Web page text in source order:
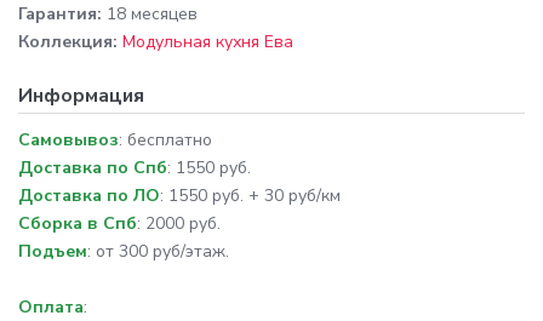
Гарантия: 18 месяцев
Коллекция: Модульная кухня Ева
Информация
Самовывоз: бесплатно
Доставка по Спб: 1550 руб.
Доставка по ЛО: 1550 руб. + 30 руб/км
Сборка в Спб: 2000 руб.
Подъем: от 300 руб/этаж.
Оплата: